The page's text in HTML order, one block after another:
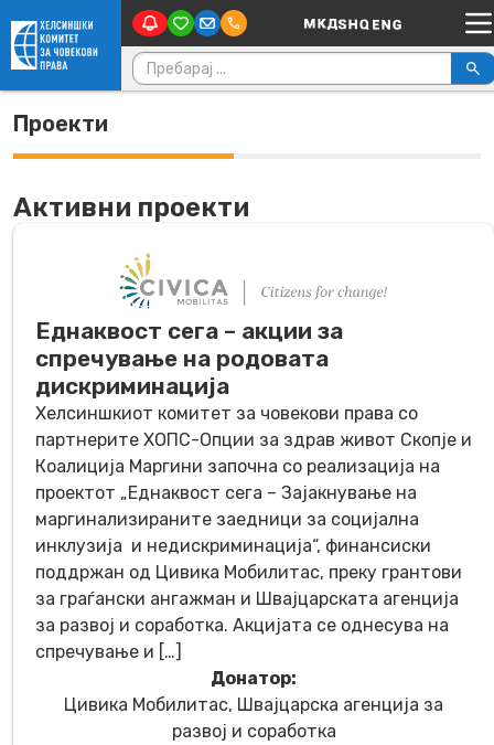
Skip to content Main Navigation
Пребарувај за:
Проекти
Активни проекти
Еднаквост сега – акции за
спречување на родовата
дискриминација
Хелсиншкиот комитет за човекови права со
партнерите ХОПС-Опции за здрав живот Скопје и
Коалиција Маргини започна со реализација на
проектот „Еднаквост сега – Зајакнување на
маргинализираните заедници за социјална
инклузија и недискриминација“, финансиски
поддржан од Цивика Мобилитас, преку грантови
за граѓански ангажман и Швајцарската агенција
за развој и соработка. Акцијата се однесува на
спречување и […]
Донатор:
Цивика Мобилитас, Швајцарска агенција за
развој и соработка